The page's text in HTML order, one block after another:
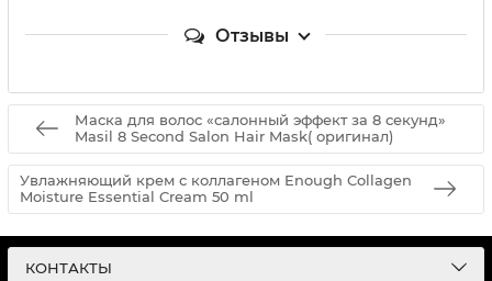
Отзывы
Маска для волос «салонный эффект за 8 секунд»
Masil 8 Second Salon Hair Mask( оригинал)
Увлажняющий крем с коллагеном Enough Collagen
Moisture Essential Cream 50 ml
КОНТАКТЫ